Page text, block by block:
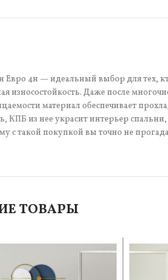
Евро 4н — идеальный выбор для тех,
износостойкость. Даже после
материал обеспечивает
КПБ из нее украсит интерьер
с такой покупкой вы точно не
ТОВАРЫ